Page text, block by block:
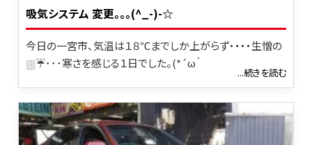
吸気システム 変更。。。(^_-)-☆
今日の一宮市、気温は１８℃までしか上がらず・・・・生憎の
⛆☔･･･寒さを感じる１日でした。(*´ω｀
...続きを読む